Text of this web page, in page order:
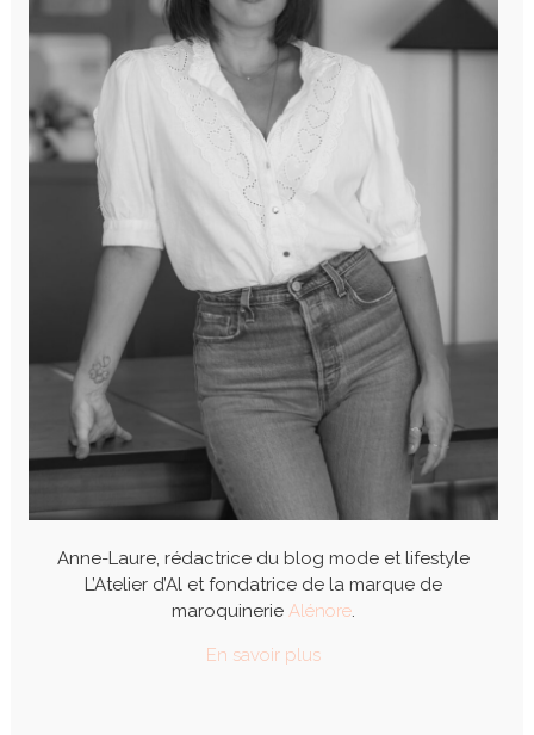
Anne-Laure, rédactrice du blog mode et lifestyle
L’Atelier d’Al et fondatrice de la marque de
maroquinerie Alénore.
En savoir plus